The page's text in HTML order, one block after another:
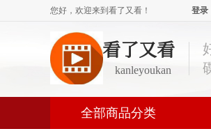
您好，欢迎来到看了又看！ 登录
看了又看
kanleyoukan
全部商品分类